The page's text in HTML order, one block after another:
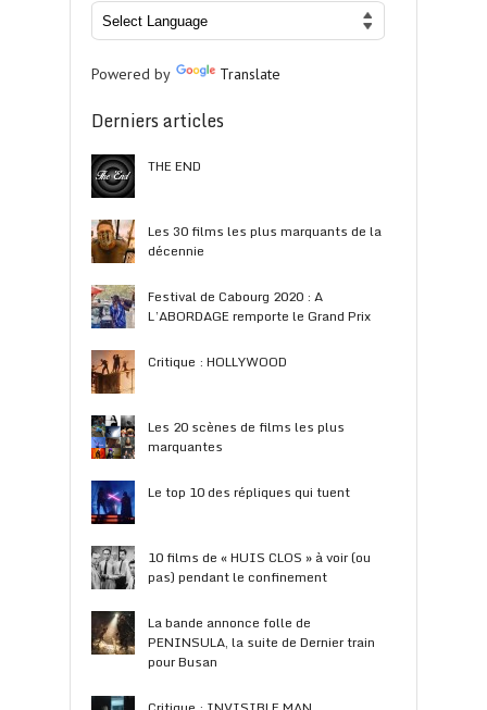
Powered by Translate
Derniers articles
THE END
Les 30 films les plus marquants de la
décennie
Festival de Cabourg 2020 : A
L’ABORDAGE remporte le Grand Prix
Critique : HOLLYWOOD
Les 20 scènes de films les plus
marquantes
Le top 10 des répliques qui tuent
10 films de « HUIS CLOS » à voir (ou
pas) pendant le confinement
La bande annonce folle de
PENINSULA, la suite de Dernier train
pour Busan